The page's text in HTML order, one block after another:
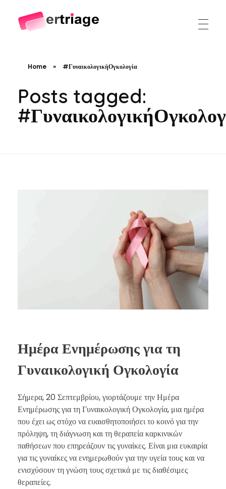
Home » #ΓυναικολογικήΟγκολογία
Posts tagged:
Ημέρα Ενημέρωσης για τη
Γυναικολογική Ογκολογία
Σήμερα, 20 Σεπτεμβρίου, γιορτάζουμε την Ημέρα
Ενημέρωσης για τη Γυναικολογική Ογκολογία, μια ημέρα
που έχει ως στόχο να ευαισθητοποιήσει το κοινό για την
πρόληψη, τη διάγνωση και τη θεραπεία καρκινικών
παθήσεων που επηρεάζουν τις γυναίκες. Είναι μια ευκαιρία
για τις γυναίκες να ενημερωθούν για την υγεία τους και να
ενισχύσουν τη γνώση τους σχετικά με τις διαθέσιμες
θεραπείες.